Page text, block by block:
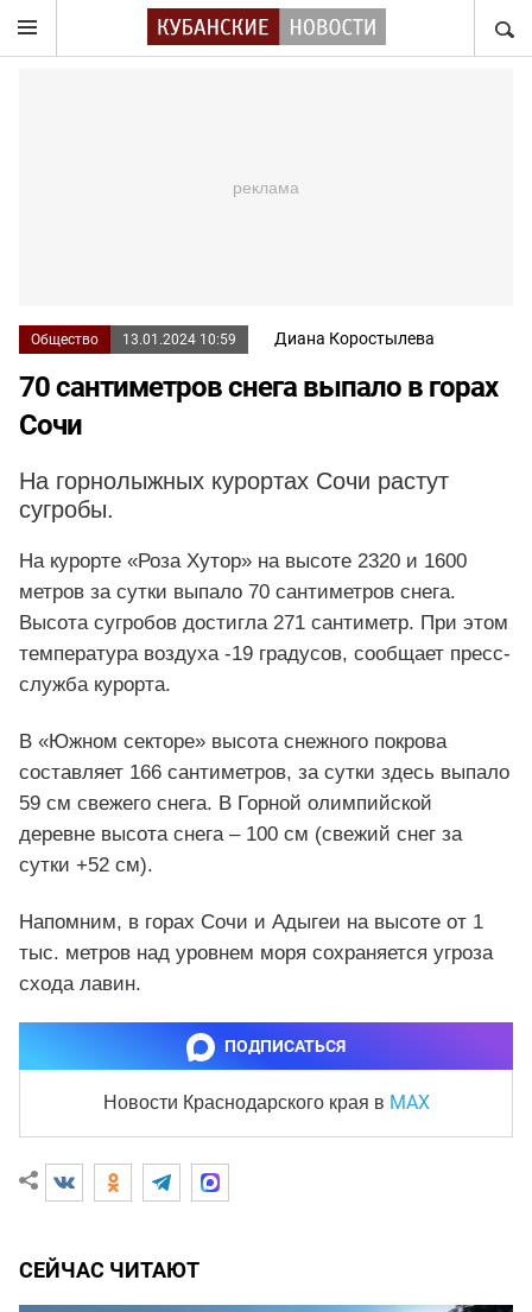
Общество 13.01.2024 10:59 Диана Коростылева
70 сантиметров снега выпало в горах
Сочи
На горнолыжных курортах Сочи растут
сугробы.
На курорте «Роза Хутор» на высоте 2320 и 1600
метров за сутки выпало 70 сантиметров снега.
Высота сугробов достигла 271 сантиметр. При этом
температура воздуха -19 градусов, сообщает пресс-
служба курорта.
В «Южном секторе» высота снежного покрова
составляет 166 сантиметров, за сутки здесь выпало
59 см свежего снега. В Горной олимпийской
деревне высота снега – 100 см (свежий снег за
сутки +52 см).
Напомним, в горах Сочи и Адыгеи на высоте от 1
тыс. метров над уровнем моря сохраняется угроза
схода лавин.
ПОДПИСАТЬСЯ
Новости Краснодарского края в MAX
СЕЙЧАС ЧИТАЮТ